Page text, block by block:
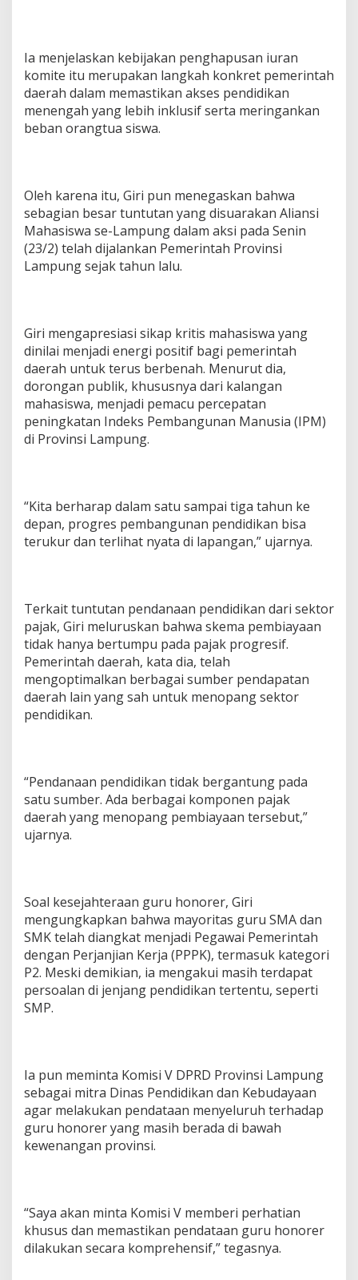
a
Ia menjelaskan kebijakan penghapusan iuran
komite itu merupakan langkah konkret pemerintah
daerah dalam memastikan akses pendidikan
menengah yang lebih inklusif serta meringankan
beban orangtua siswa.
Oleh karena itu, Giri pun menegaskan bahwa
sebagian besar tuntutan yang disuarakan Aliansi
Mahasiswa se-Lampung dalam aksi pada Senin
(23/2) telah dijalankan Pemerintah Provinsi
Lampung sejak tahun lalu.
Giri mengapresiasi sikap kritis mahasiswa yang
dinilai menjadi energi positif bagi pemerintah
daerah untuk terus berbenah. Menurut dia,
dorongan publik, khususnya dari kalangan
mahasiswa, menjadi pemacu percepatan
peningkatan Indeks Pembangunan Manusia (IPM)
di Provinsi Lampung.
“Kita berharap dalam satu sampai tiga tahun ke
depan, progres pembangunan pendidikan bisa
terukur dan terlihat nyata di lapangan,” ujarnya.
Terkait tuntutan pendanaan pendidikan dari sektor
pajak, Giri meluruskan bahwa skema pembiayaan
tidak hanya bertumpu pada pajak progresif.
Pemerintah daerah, kata dia, telah
mengoptimalkan berbagai sumber pendapatan
daerah lain yang sah untuk menopang sektor
pendidikan.
“Pendanaan pendidikan tidak bergantung pada
satu sumber. Ada berbagai komponen pajak
daerah yang menopang pembiayaan tersebut,”
ujarnya.
Soal kesejahteraan guru honorer, Giri
mengungkapkan bahwa mayoritas guru SMA dan
SMK telah diangkat menjadi Pegawai Pemerintah
dengan Perjanjian Kerja (PPPK), termasuk kategori
P2. Meski demikian, ia mengakui masih terdapat
persoalan di jenjang pendidikan tertentu, seperti
SMP.
Ia pun meminta Komisi V DPRD Provinsi Lampung
sebagai mitra Dinas Pendidikan dan Kebudayaan
agar melakukan pendataan menyeluruh terhadap
guru honorer yang masih berada di bawah
kewenangan provinsi.
“Saya akan minta Komisi V memberi perhatian
khusus dan memastikan pendataan guru honorer
dilakukan secara komprehensif,” tegasnya.